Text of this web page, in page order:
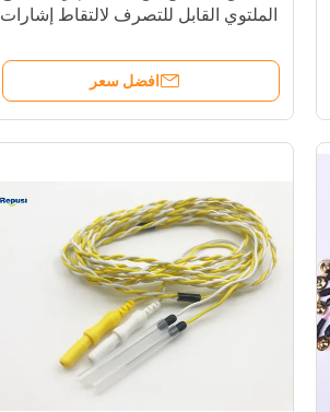
الملتوي القابل للتصرف لالتقاط إشارات
افضل سعر